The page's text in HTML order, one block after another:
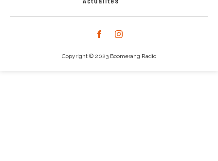
Copyright © 2023 Boomerang Radio